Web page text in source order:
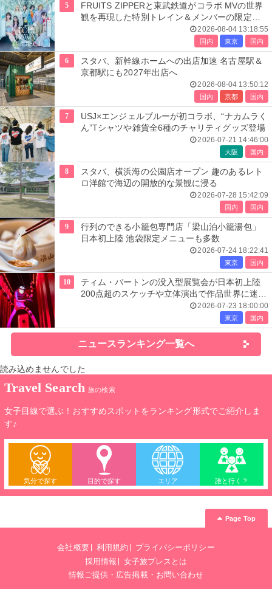
5
FRUITS ZIPPERと東武鉄道がコラボ MVの世界
観を再現した特別トレイン＆メンバーの限定ア
2026-08-04 13:18:55
国内 東京 国内
6
スタバ、新幹線ホームへの出店加速 名古屋駅＆
京都駅にも2027年出店へ
2026-08-04 13:50:12
国内 京都 国内
7
USJ×エンジェルブルーが初コラボ、“ナカムラく
ん”Tシャツや雑貨全6種のチャリティグッズ登場
2026-07-21 14:46:00
大阪 国内
8
スタバ、横浜海の公園店オープン 趣のあるレト
ロ洋館で海辺の開放的な景観に浸る
2026-07-28 15:42:09
国内 国内
9
行列のできる小籠包専門店「梁山泊小籠湯包」
日本初上陸 池袋限定メニューも多数
2026-07-24 18:22:41
東京 国内
10
ティム・バートンの没入型展覧会が日本初上陸
200点超のスケッチや立体演出で作品世界に迷い
2026-07-23 18:00:00
東京 国内
ニュースランキング一覧へ
読み込めませんでした
Travel Search 旅の検索
女子目線で選ぶ！おすすめスポットをランキング形式でご紹介しま
す♪
気分で探す 目的で探す エリア 誰と行く？
Page Top
会社概要 利用規約
プライバシーポリシー
採用情報
女子旅プレスとは
情報ご提供・広告掲載・お問い合わせ